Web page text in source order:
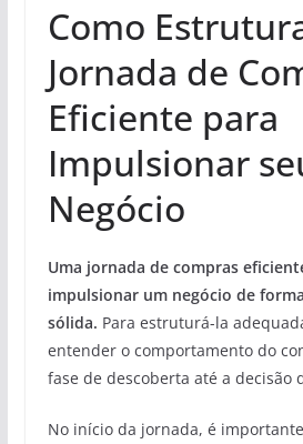
Como
Jornada de
Eficiente para
Impulsionar
Negócio
Uma jornada de compras
impulsionar um negócio de
sólida. Para estruturá-la
entender o comportamento do
fase de descoberta até a decisão
No início da jornada, é importante